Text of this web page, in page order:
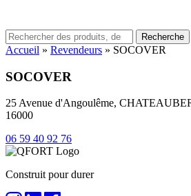
Recherche
Accueil » Revendeurs » SOCOVER
SOCOVER
25 Avenue d'Angoulême,
16000
06 59 40 92 76
Construit pour durer